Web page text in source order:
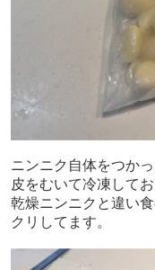
ニンニク自体をつか
皮をむいて冷凍して
乾燥ニンニクと違い
クリしてます。